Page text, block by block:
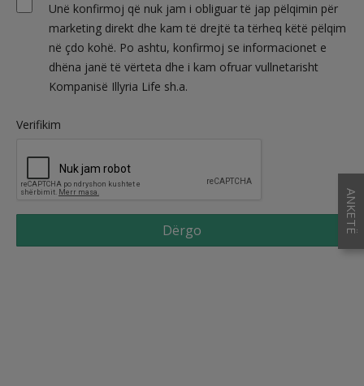
Unë konfirmoj që nuk jam i obliguar të jap pëlqimin për
marketing direkt dhe kam të drejtë ta tërheq këtë pëlqim
në çdo kohë. Po ashtu, konfirmoj se informacionet e
dhëna janë të vërteta dhe i kam ofruar vullnetarisht
Kompanisë Illyria Life sh.a.
Verifikim
Dërgo ANKETË